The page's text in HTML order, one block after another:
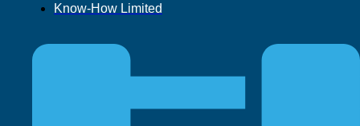
Know-How Limited